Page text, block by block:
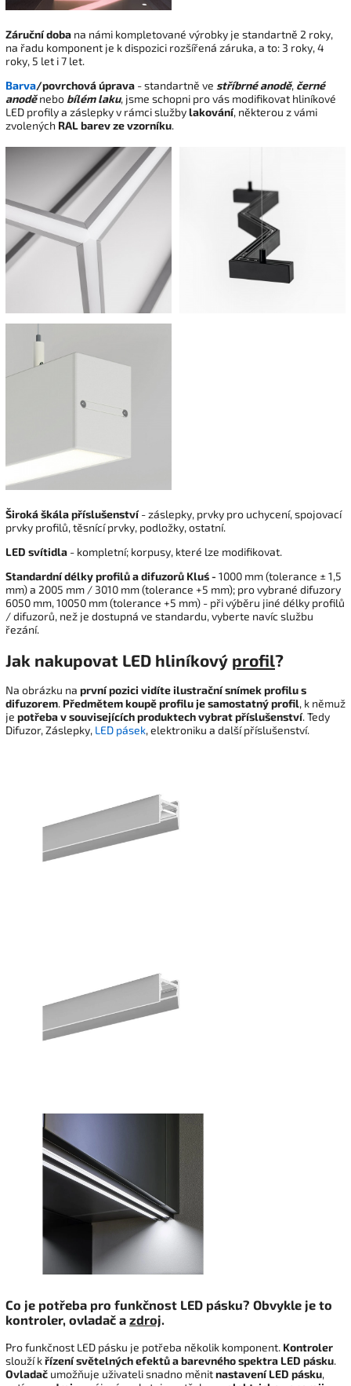
Záruční doba na námi kompletované výrobky je standartně 2 roky,
na řadu komponent je k dispozici rozšířená záruka, a to: 3 roky, 4
roky, 5 let i 7 let.
Barva/povrchová úprava - standartně ve stříbrné anodě, černé
anoděnebo bílém laku, jsme schopni pro vás modifikovat hliníkové
LED profily a záslepky v rámci službylakování, některou z vámi
zvolených RAL barev ze vzorníku.
Široká škála příslušenství- záslepky, prvky pro uchycení, spojovací
prvky profilů, těsnící prvky, podložky, ostatní.
LED svítidla - kompletní; korpusy, které lze modifikovat.
Standardní délky profilů a difuzorů Kluś - 1000 mm (tolerance ± 1,5
mm) a 2005 mm / 3010 mm (tolerance +5 mm); pro vybrané difuzory
6050 mm, 10050 mm (tolerance +5 mm) - při výběru jiné délky profilů
/ difuzorů, než je dostupná ve standardu, vyberte navíc službu
řezání.
Jak nakupovat LED hliníkový profil?
Na obrázku na první pozici vidíte ilustrační snímek profilu s
difuzorem. Předmětem koupě profilu je samostatný profil, k němuž
je potřeba v souvisejících produktech vybrat příslušenství. Tedy
Difuzor, Záslepky, LED pásek, elektroniku a další příslušenství.
Co je potřeba pro funkčnost LED pásku? Obvykle je to
kontroler, ovladač a zdroj.
Pro funkčnost LED pásku je potřeba několik komponent. Kontroler
slouží křízení světelných efektů a barevného spektra LED pásku.
Ovladač umožňuje uživateli snadno měnitnastavení LED pásku,